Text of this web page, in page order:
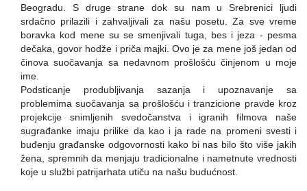
Beogradu. S druge strane dok su nam u Srebrenici ljudi
srdačno prilazili i zahvaljivali za našu posetu. Za sve vreme
boravka kod mene su se smenjivali tuga, bes i jeza - pesma
dečaka, govor hodže i priča majki. Ovo je za mene još jedan od
činova suočavanja sa nedavnom prošlošću činjenom u moje
ime.
Podsticanje produbljivanja sazanja i upoznavanje sa
problemima suočavanja sa prošlošću i tranzicione pravde kroz
projekcije snimljenih svedočanstva i igranih filmova naše
sugrađanke imaju prilike da kao i ja rade na promeni svesti i
buđenju građanske odgovornosti kako bi nas bilo što više jakih
žena, spremnih da menjaju tradicionalne i nametnute vrednosti
koje u službi patrijarhata utiču na našu budućnost.